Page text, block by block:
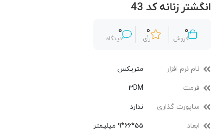
انگشتر زنانه کد 43
0
فروش
0
رأی
0
دیدگاه
نام نرم افزار متریکس
فرمت 3DM
ساپورت گذاری ندارد
ابعاد 55*66*9 میلیمتر